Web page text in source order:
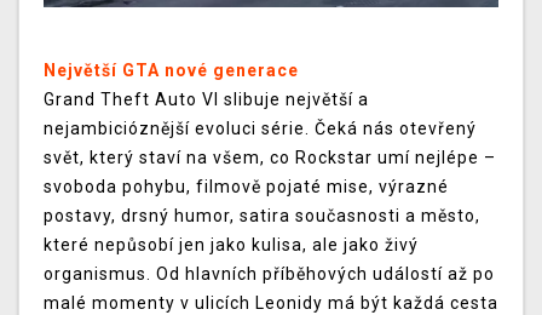
Největší GTA nové generace
Grand Theft Auto VI slibuje největší a
nejambicióznější evoluci série. Čeká nás otevřený
svět, který staví na všem, co Rockstar umí nejlépe –
svoboda pohybu, filmově pojaté mise, výrazné
postavy, drsný humor, satira současnosti a město,
které nepůsobí jen jako kulisa, ale jako živý
organismus. Od hlavních příběhových událostí až po
malé momenty v ulicích Leonidy má být každá cesta